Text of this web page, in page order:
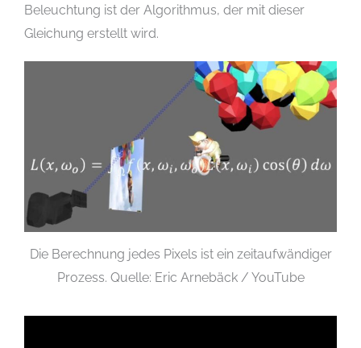
Beleuchtung ist der Algorithmus, der mit dieser
Gleichung erstellt wird.
Die Berechnung jedes Pixels ist ein zeitaufwändiger
Prozess. Quelle: Eric Arnebäck / YouTube